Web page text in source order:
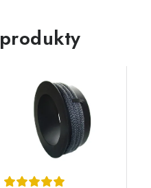
hrdlem...